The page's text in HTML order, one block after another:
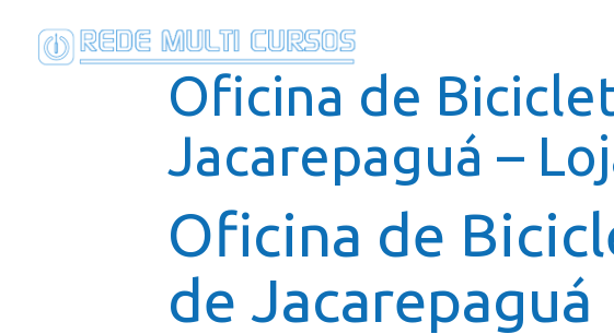
Oficina de
Jacarepaguá –
Oficina de
de Jacarepaguá